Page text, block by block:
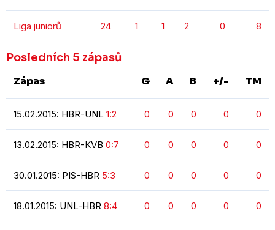
Liga juniorů 24 1 1 2 0 8
Posledních 5 zápasů
Zápas G A B +/- TM
15.02.2015: HBR-UNL 1:2 0 0 0 0 0
13.02.2015: HBR-KVB 0:7 0 0 0 0 0
30.01.2015: PIS-HBR 5:3 0 0 0 0 0
18.01.2015: UNL-HBR 8:4 0 0 0 0 0